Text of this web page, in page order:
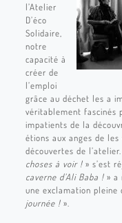
l’Atelier
D’éco
Solidaire,
notre
capacité à
créer de
l’emploi
grâce au déchet les a
véritablement fascinés
impatients de la
étions aux anges de
découvertes de l’atelier.
choses à voir ! » s’est
caverne d’Ali Baba !» a
une exclamation pleine
journée ! ».